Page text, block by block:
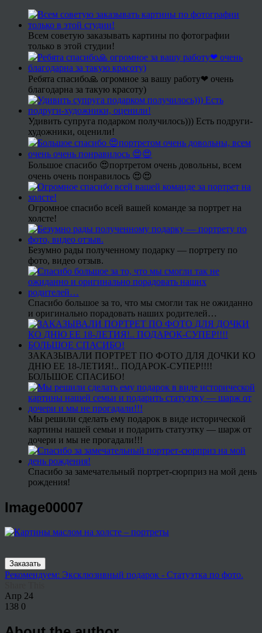
Всем советую заказывать картины по фотографии
только в этой студии!
Ребята спасибо🙏 огромное за вашу работу❤ очень
благодарна за такую красоту)
Удивить супруга подарком получилось))) Есть подруги-
художники, оценили!
Большое спасибо 😍портретом очень довольны, всем
очень очень понравилось 😍😍
Огромное спасибо всей вашей команде за портрет на
холсте!
Безумно рады полученному подарку — портрету по
фото, видео отзыв.
Спасибо большое за то, что мы смогли так не ожиданно
и оригинально порадовать наших родителей…
ЗАКАЗЫВАЛИ ПОРТРЕТ ПО ФОТО ДЛЯ ДОЧКИ КО
ДНЮ ЕЕ 18-ЛЕТИЯ!.. ПОДАРОК-СУПЕР!!!!
БОЛЬШОЕ СПАСИБО!
Мы решили сделать ему подарок в виде исторической
картины нашей семьи и подарить статуэтку — шарж от
дочери и мы не прогадали!!!
Спасибо за замечательный портрет-сюрприз на мой день
рождения!
Image00007
Заказать
Рекомендуем: Эксклюзивный подарок - Статуэтка по фото.
Апр 24
138 0